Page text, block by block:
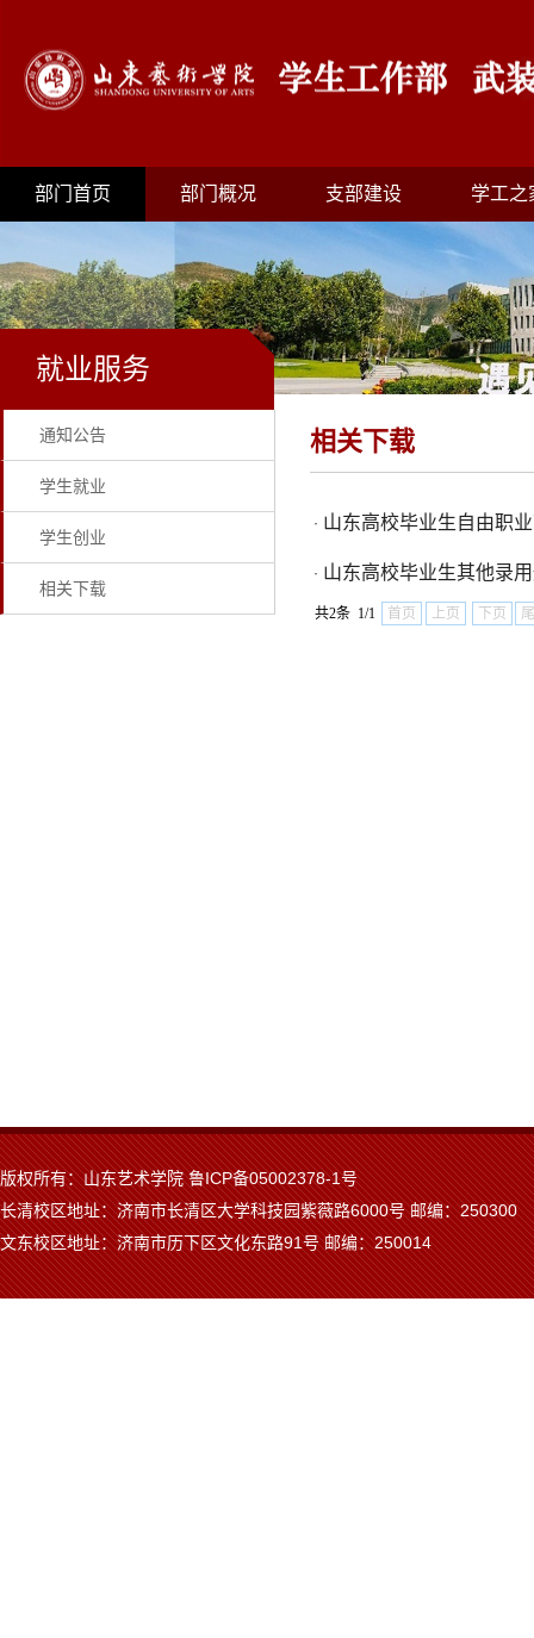
部门首页 部门概况 支部建设 学工之
就业服务
通知公告
学生就业
学生创业
相关下载
相关下载
· 山东高校毕业生自由职
· 山东高校毕业生其他录
共2条 1/1 首页 上页 下页
版权所有：山东艺术学院 鲁ICP备05002378-1号
长清校区地址：济南市长清区大学科技园紫薇路6000号 邮编：250300
文东校区地址：济南市历下区文化东路91号 邮编：250014